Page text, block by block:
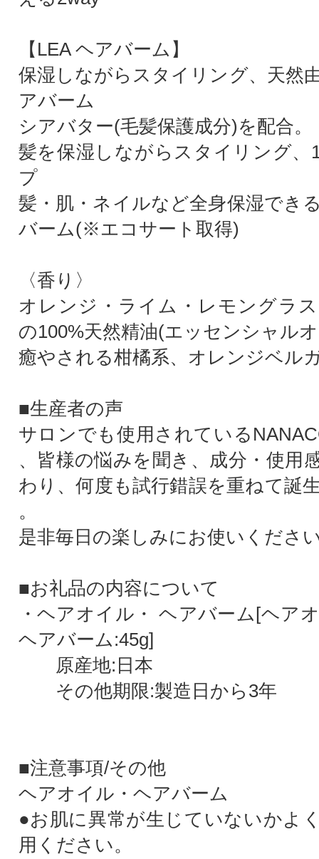
【LEA ヘアバーム】
保湿しながらスタイリング、天然
アバーム
シアバター(毛髪保護成分)を配合。
髪を保湿しながらスタイリング、
プ
髪・肌・ネイルなど全身保湿でき
バーム(※エコサート取得)
〈香り〉
オレンジ・ライム・レモングラ
の100%天然精油(エッセンシャル
癒やされる柑橘系、オレンジベル
■生産者の声
サロンでも使用されている
、皆様の悩みを聞き、成分・使用
わり、何度も試行錯誤を重ねて誕
。
是非毎日の楽しみにお使いくださ
■お礼品の内容について
・ヘアオイル・ ヘアバーム[ヘア
ヘアバーム:45g]
原産地:日本
その他期限:製造日から3年
■注意事項/その他
ヘアオイル・ヘアバーム
●お肌に異常が生じていないかよ
用ください。